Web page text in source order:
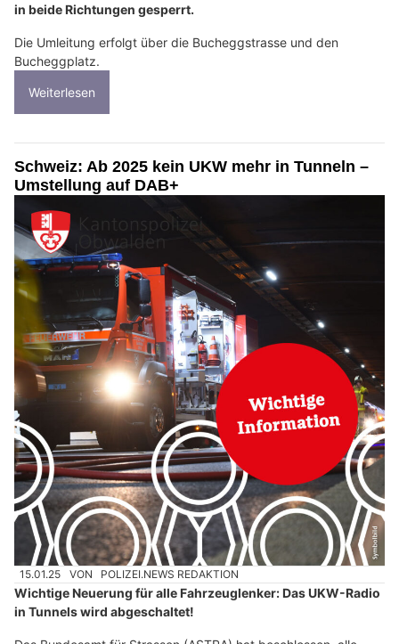
in beide Richtungen gesperrt.
Die Umleitung erfolgt über die Bucheggstrasse und den
Bucheggplatz.
Weiterlesen
Schweiz: Ab 2025 kein UKW mehr in Tunneln –
Umstellung auf DAB+
15.01.25 VON POLIZEI.NEWS REDAKTION
Wichtige Neuerung für alle Fahrzeuglenker: Das UKW-Radio
in Tunnels wird abgeschaltet!